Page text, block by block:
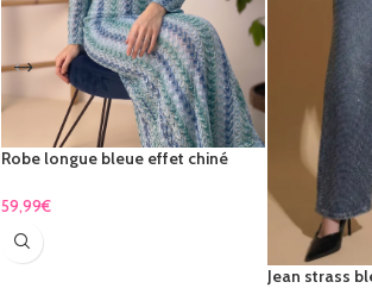
Robe longue bleue effet chiné
59,99€
Jean strass